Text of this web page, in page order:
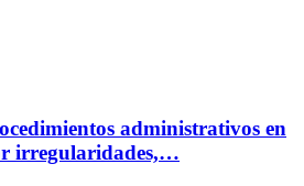
administrativos en
irregularidades,…